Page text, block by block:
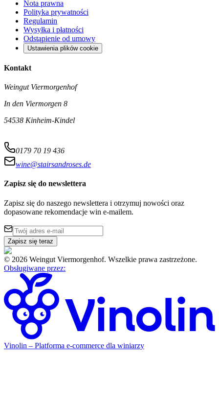
Nota prawna
Polityka prywatności
Regulamin
Wysyłka i płatności
Odstąpienie od umowy
Ustawienia plików cookie
Kontakt
Weingut Viermorgenhof
In den Viermorgen 8
54538 Kinheim-Kindel
0179 70 19 436
wine@stairsandroses.de
Zapisz się do newslettera
Zapisz się do naszego newslettera i otrzymuj nowości oraz
dopasowane rekomendacje win e-mailem.
Zapisz się teraz
© 2026 Weingut Viermorgenhof. Wszelkie prawa zastrzeżone.
Obsługiwane przez:
Vinolin – Platforma e-commerce dla winiarzy